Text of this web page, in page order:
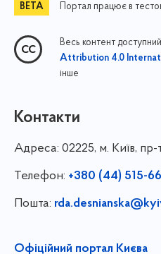
Портал працює в
Весь контент
Attribution 4.0
інше
Контакти
Адреса: 02225, м. Київ,
Телефон: +380 (44) 515-
Пошта:
Офіційний портал Києва